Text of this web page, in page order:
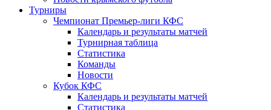
Турниры
Чемпионат Премьер-лиги КФС
Календарь и результаты матчей
Турнирная таблица
Статистика
Команды
Новости
Кубок КФС
Календарь и результаты матчей
Статистика